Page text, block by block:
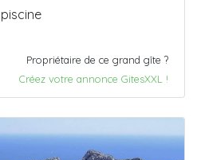
Propriétaire de ce grand gîte ?
Créez votre annonce GitesXXL !